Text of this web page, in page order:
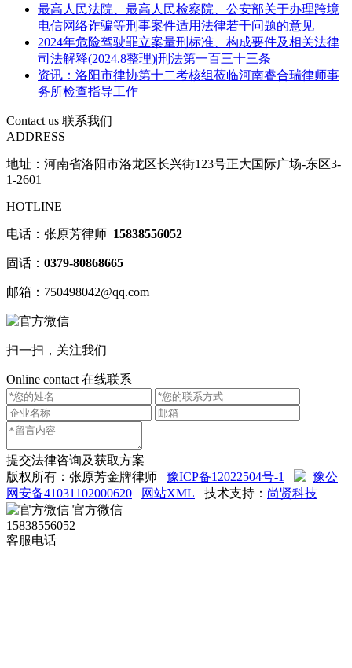
最高人民法院、最高人民检察院、公安部关于办理跨境
电信网络诈骗等刑事案件适用法律若干问题的意见
2024年危险驾驶罪立案量刑标准、构成要件及相关法律
司法解释(2024.8整理)|刑法第一百三十三条
资讯：洛阳市律协第十二考核组莅临河南睿合瑞律师事
务所检查指导工作
Contact us 联系我们
ADDRESS
地址：河南省洛阳市洛龙区长兴街123号正大国际广场-东区3-
1-2601
HOTLINE
电话：张原芳律师 15838556052
固话： 0379-80868665
邮箱：750498042@qq.com
扫一扫，关注我们
Online contact 在线联系
提交法律咨询及获取方案
版权所有：张原芳金牌律师 豫ICP备12022504号-1
豫公
网安备41031102000620
网站XML 技术支持： 尚贤科技
官方微信
15838556052
客服电话